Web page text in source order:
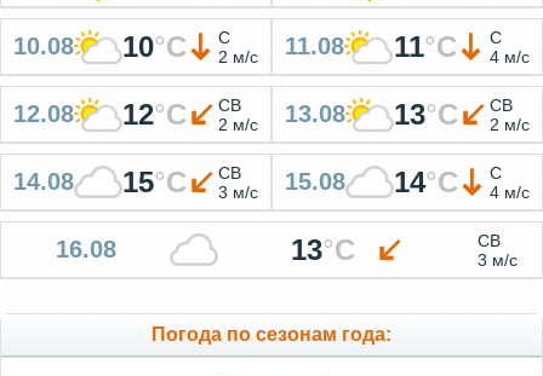
10.08 10°C
С
2 м/с
11.08 11°C
С
4 м/с
12.08 12°C
СВ
2 м/с
13.08 13°C
СВ
2 м/с
14.08 15°C
СВ
3 м/с
15.08 14°C
С
4 м/с
16.08 13°C
СВ
3 м/с
Погода по сезонам года: